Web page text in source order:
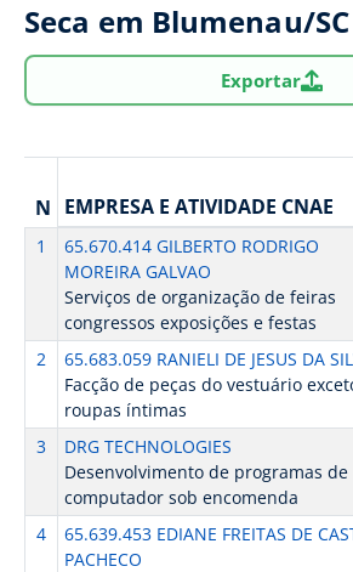
Seca em Blumenau/SC
Exportar
N EMPRESA E ATIVIDADE CNAE
1
65.670.414 GILBERTO RODRIGO
MOREIRA GALVAO
Serviços de organização de feiras
congressos exposições e festas
2
65.683.059 RANIELI DE JESUS DA
Facção de peças do vestuário
roupas íntimas
3
DRG TECHNOLOGIES
Desenvolvimento de programas de
computador sob encomenda
4
65.639.453 EDIANE FREITAS DE
PACHECO